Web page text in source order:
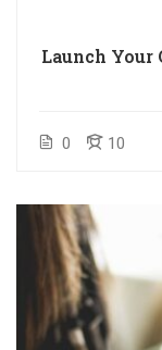
Launch Your
0 10